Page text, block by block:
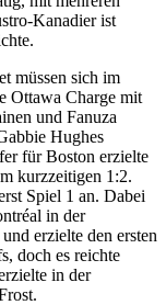
Kanadier ist
müssen sich im
Ottawa Charge mit
und Fanuza
Hughes
für Boston erzielte
kurzzeitigen 1:2.
Spiel 1 an. Dabei
in der
erzielte den ersten
doch es reichte
in der